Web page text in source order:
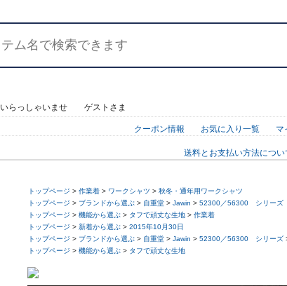
いらっしゃいませ ゲストさま
クーポン情報 お気に入り一覧 マ
送料とお支払い方法につい
トップページ > 作業着 > ワークシャツ > 秋冬・通年用ワークシャツ
トップページ > ブランドから選ぶ > 自重堂 > Jawin > 52300／56300 シリーズ
トップページ > 機能から選ぶ > タフで頑丈な生地 > 作業着
トップページ > 新着から選ぶ > 2015年10月30日
トップページ > ブランドから選ぶ > 自重堂 > Jawin > 52300／56300 シリーズ
トップページ > 機能から選ぶ > タフで頑丈な生地